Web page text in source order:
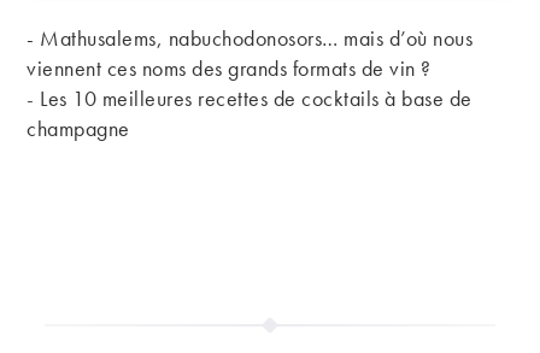
- Mathusalems, nabuchodonosors… mais d’où nous
viennent ces noms des grands formats de vin ?
- Les 10 meilleures recettes de cocktails à base de
champagne